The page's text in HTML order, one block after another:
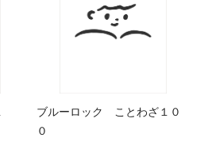
ブルーロック ことわざ１０
０